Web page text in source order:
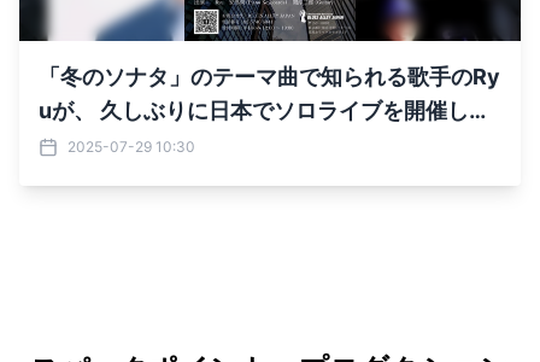
「冬のソナタ」のテーマ曲で知られる歌手のRy
uが、 久しぶりに日本でソロライブを開催しま
す！2025-07-29 10:30